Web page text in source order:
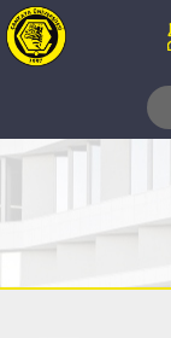
TELEFON
AÇILAN